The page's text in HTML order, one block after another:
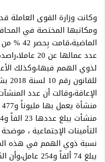
وكانت وزارة القوى العاملة
ومكاتبها المختصة في
لذوي الهمم فيها،وكذلك
التأمينات الإجتماعية ،
نسبة ذوي الهمم في هذه